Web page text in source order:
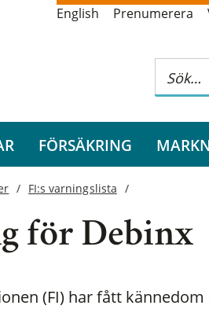
English Prenumerera
FÖRSÄKRING
FI:s varningslista
för Debinx
(FI) har fått